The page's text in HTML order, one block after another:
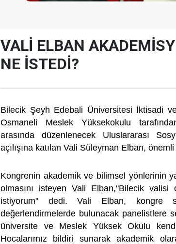
VALİ ELBAN
NE İSTEDİ?
Bilecik Şeyh Edebali Üniversitesi İktisadi
Osmaneli Meslek Yüksekokulu
arasında düzenlenecek Uluslararası
açılışına katılan Vali Süleyman Elban,
Kongrenin akademik ve bilimsel yönlerinin
olmasını isteyen Vali Elban,"Bilecik valisi
istiyorum" dedi. Vali Elban, kongre
değerlendirmelerde bulunacak panelistlere
üniversite ve Meslek Yüksek Okulu
Hocalarımız bildiri sunarak akademik